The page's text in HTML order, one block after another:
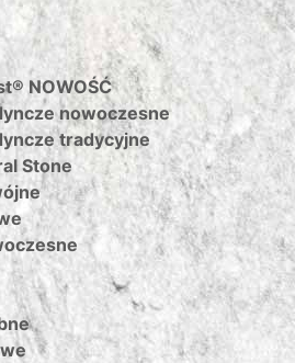
NOWOŚĆ
nowoczesne
tradycyjne
Stone